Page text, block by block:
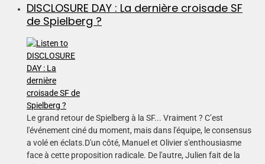
DISCLOSURE DAY : La dernière croisade SF
de Spielberg ?
Le grand retour de Spielberg à la SF... Vraiment ? C’est
l'événement ciné du moment, mais dans l'équipe, le consensus
a volé en éclats.D'un côté, Manuel et Olivier s'enthousiasme
face à cette proposition radicale. De l'autre, Julien fait de la